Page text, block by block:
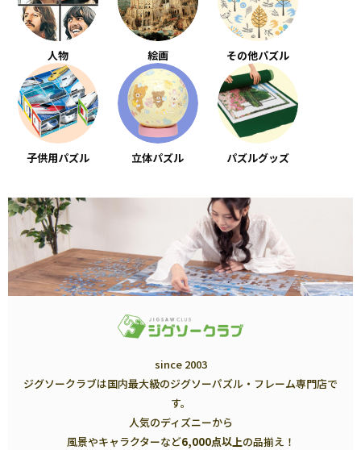
人物 絵画 その他パズル
子供用パズル 立体パズル パズルグッズ
since 2003
ジグソークラブは国内最大級のジグソーパズル・フレーム専門店で
す。
人気のディズニーから
風景やキャラクターなど6,000点以上の品揃え！